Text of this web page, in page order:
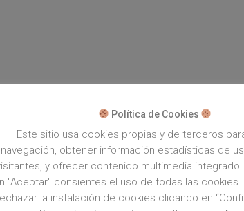
Política de Cookies
Este sitio usa cookies propias y de terceros
navegación, obtener información estadísticas de
y ofrecer contenido multimedia
"Aceptar" consientes el uso de todas las cookies.
la instalación de cookies clicando en